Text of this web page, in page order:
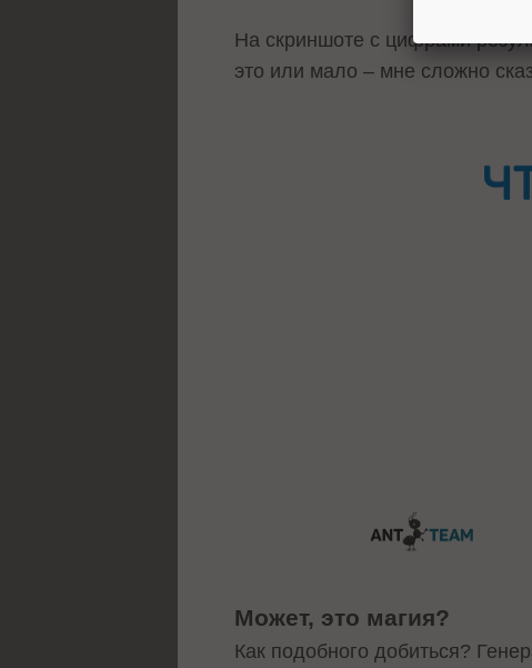
На скриншоте с цифрами
это или мало – мне сложно
Может, это магия?
Как подобного добиться?